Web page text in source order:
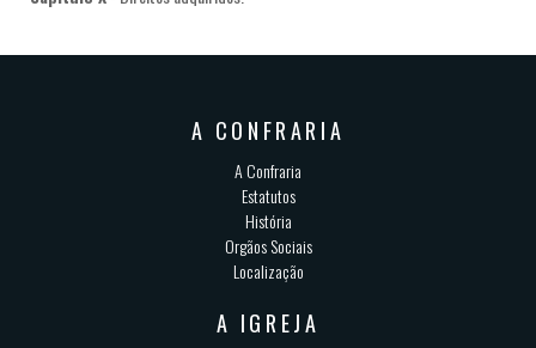
A CONFRARIA
A Confraria
Estatutos
História
Orgãos Sociais
Localização
A IGREJA